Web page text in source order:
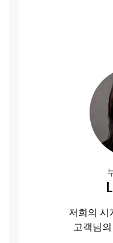
저희의
고객님